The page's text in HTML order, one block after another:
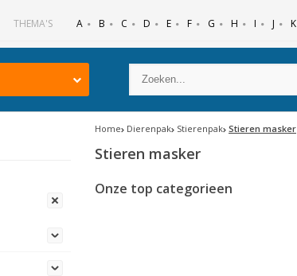
THEMA'S A B C D E F G H I J K
Home Dierenpak Stierenpak Stieren masker
Stieren masker
Onze top categorieen